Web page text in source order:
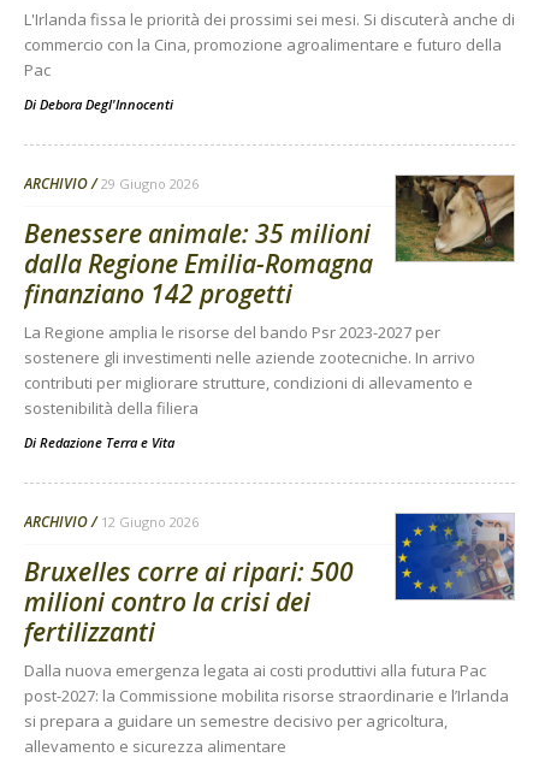
L'Irlanda fissa le priorità dei prossimi sei mesi. Si discuterà anche di
commercio con la Cina, promozione agroalimentare e futuro della
Pac
Di Debora Degl'Innocenti
ARCHIVIO 29 Giugno 2026
Benessere animale: 35 milioni
dalla Regione Emilia-Romagna
finanziano 142 progetti
La Regione amplia le risorse del bando Psr 2023-2027 per
sostenere gli investimenti nelle aziende zootecniche. In arrivo
contributi per migliorare strutture, condizioni di allevamento e
sostenibilità della filiera
Di Redazione Terra e Vita
ARCHIVIO 12 Giugno 2026
Bruxelles corre ai ripari: 500
milioni contro la crisi dei
fertilizzanti
Dalla nuova emergenza legata ai costi produttivi alla futura Pac
post-2027: la Commissione mobilita risorse straordinarie e l’Irlanda
si prepara a guidare un semestre decisivo per agricoltura,
allevamento e sicurezza alimentare